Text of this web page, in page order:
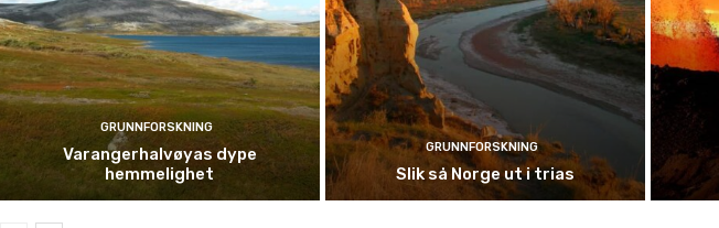
GRUNNFORSKNING
Varangerhalvøyas dype
hemmelighet
GRUNNFORSKNING
Slik så Norge ut i trias